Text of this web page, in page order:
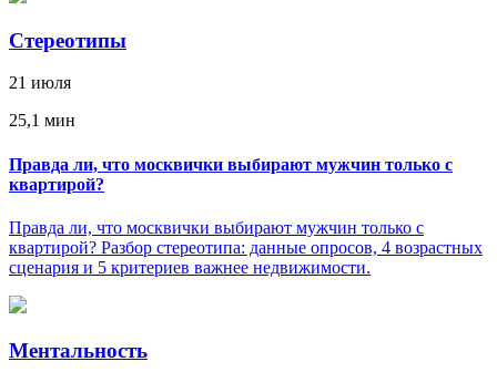
Стереотипы
21 июля
25,1 мин
Правда ли, что москвички выбирают мужчин только с
квартирой?
Правда ли, что москвички выбирают мужчин только с
квартирой? Разбор стереотипа: данные опросов, 4 возрастных
сценария и 5 критериев важнее недвижимости.
Ментальность